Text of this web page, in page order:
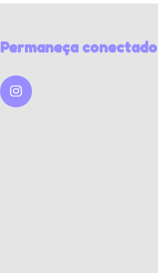
Permaneça conectado